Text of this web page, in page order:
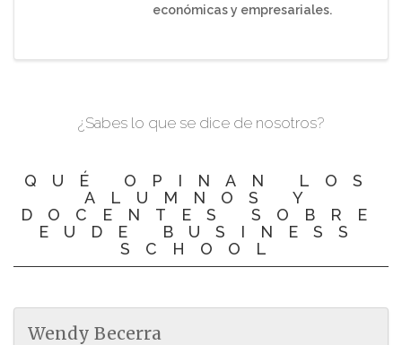
económicas y empresariales.
¿Sabes lo que se dice de nosotros?
QUÉ OPINAN LOS
ALUMNOS Y
DOCENTES SOBRE
EUDE BUSINESS
SCHOOL
Wendy Becerra